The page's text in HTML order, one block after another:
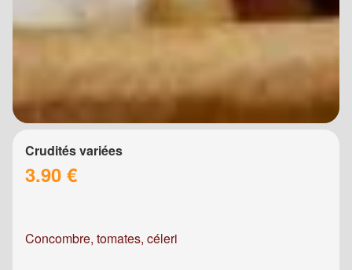
Crudités variées
3.90 €
Concombre, tomates, céleri